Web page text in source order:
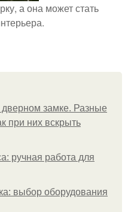
а она может стать
замке. Разные
при них вскрыть
ручная работа для
выбор оборудования